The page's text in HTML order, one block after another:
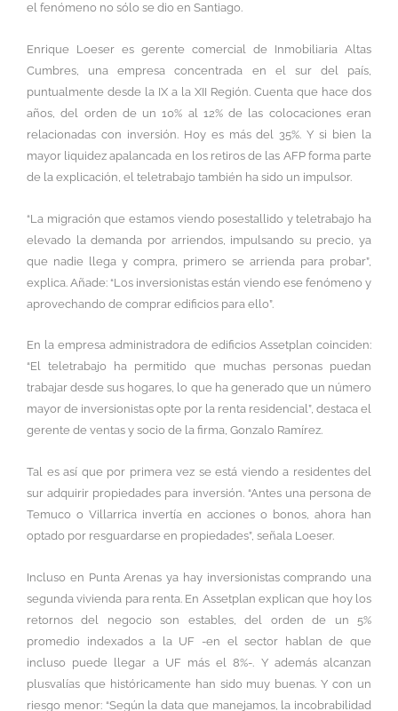
el fenómeno no sólo se dio en Santiago.
Enrique Loeser es gerente comercial de Inmobiliaria Altas
Cumbres, una empresa concentrada en el sur del país,
puntualmente desde la IX a la XII Región. Cuenta que hace dos
años, del orden de un 10% al 12% de las colocaciones eran
relacionadas con inversión. Hoy es más del 35%. Y si bien la
mayor liquidez apalancada en los retiros de las AFP forma parte
de la explicación, el teletrabajo también ha sido un impulsor.
“La migración que estamos viendo posestallido y teletrabajo ha
elevado la demanda por arriendos, impulsando su precio, ya
que nadie llega y compra, primero se arrienda para probar”,
explica. Añade: “Los inversionistas están viendo ese fenómeno y
aprovechando de comprar edificios para ello”.
En la empresa administradora de edificios Assetplan coinciden:
“El teletrabajo ha permitido que muchas personas puedan
trabajar desde sus hogares, lo que ha generado que un número
mayor de inversionistas opte por la renta residencial”, destaca el
gerente de ventas y socio de la firma, Gonzalo Ramírez.
Tal es así que por primera vez se está viendo a residentes del
sur adquirir propiedades para inversión. “Antes una persona de
Temuco o Villarrica invertía en acciones o bonos, ahora han
optado por resguardarse en propiedades”, señala Loeser.
Incluso en Punta Arenas ya hay inversionistas comprando una
segunda vivienda para renta. En Assetplan explican que hoy los
retornos del negocio son estables, del orden de un 5%
promedio indexados a la UF -en el sector hablan de que
incluso puede llegar a UF más el 8%-. Y además alcanzan
plusvalías que históricamente han sido muy buenas. Y con un
riesgo menor: “Según la data que manejamos, la incobrabilidad